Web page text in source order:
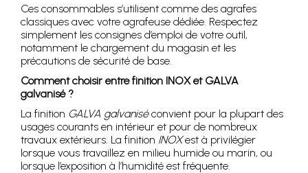
Ces consommables s’utilisent comme des agrafes
classiques avec votre agrafeuse dédiée. Respectez
simplement les consignes d’emploi de votre outil,
notamment le chargement du magasin et les
précautions de sécurité de base.
Comment choisir entre finition INOX et GALVA
galvanisé ?
La finition GALVA galvaniséconvient pour la plupart des
usages courants en intérieur et pour de nombreux
travaux extérieurs. La finition INOXest à privilégier
lorsque vous travaillez en milieu humide ou marin, ou
lorsque l’exposition à l’humidité est fréquente.